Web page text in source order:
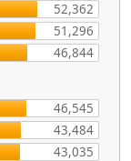
52,362
51,296
46,844
46,545
43,484
43,035